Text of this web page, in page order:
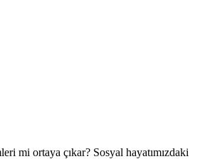
mi ortaya çıkar? Sosyal hayatımızdaki